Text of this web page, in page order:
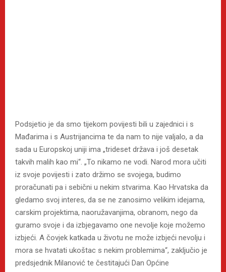
Podsjetio je da smo tijekom povijesti bili u zajednici i s
Mađarima i s Austrijancima te da nam to nije valjalo, a da
sada u Europskoj uniji ima „trideset država i još desetak
takvih malih kao mi“. „To nikamo ne vodi. Narod mora učiti
iz svoje povijesti i zato držimo se svojega, budimo
proračunati pa i sebični u nekim stvarima. Kao Hrvatska da
gledamo svoj interes, da se ne zanosimo velikim idejama,
carskim projektima, naoružavanjima, obranom, nego da
guramo svoje i da izbjegavamo one nevolje koje možemo
izbjeći. A čovjek katkada u životu ne može izbjeći nevolju i
mora se hvatati ukoštac s nekim problemima“, zaključio je
predsjednik Milanović te čestitajući Dan Općine